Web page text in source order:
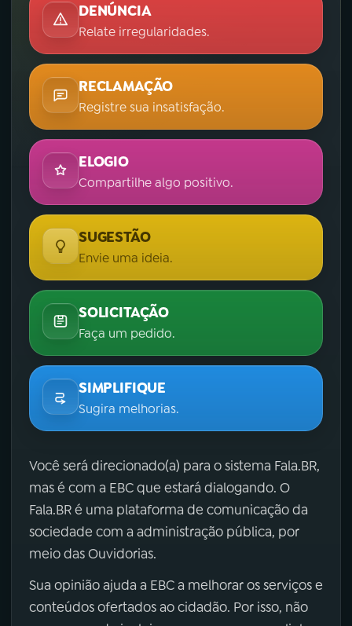
DENÚNCIA
Relate irregularidades.
RECLAMAÇÃO
Registre sua insatisfação.
ELOGIO
Compartilhe algo positivo.
SUGESTÃO
Envie uma ideia.
SOLICITAÇÃO
Faça um pedido.
SIMPLIFIQUE
Sugira melhorias.
Você será direcionado(a) para o sistema Fala.BR,
mas é com a EBC que estará dialogando. O
Fala.BR é uma plataforma de comunicação da
sociedade com a administração pública, por
meio das Ouvidorias.
Sua opinião ajuda a EBC a melhorar os serviços e
conteúdos ofertados ao cidadão. Por isso, não